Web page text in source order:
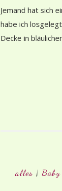
Jemand hat sich
habe ich
Decke in
alles | Baby